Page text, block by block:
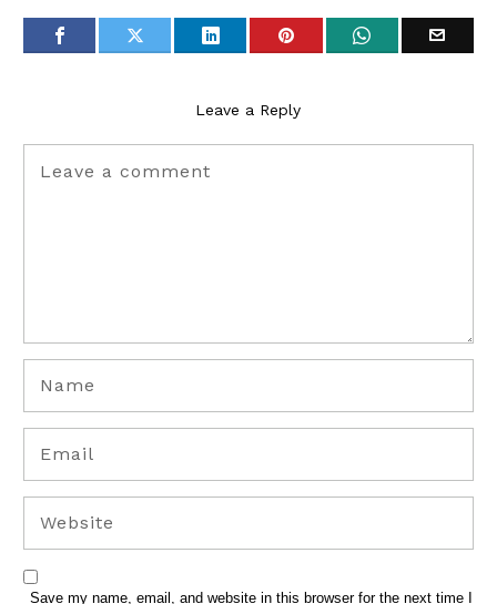
Leave a Reply
Save my name, email, and website in this browser for the next time I